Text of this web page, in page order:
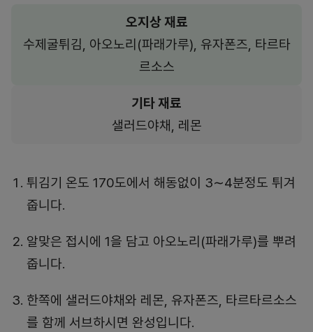
오지상 재료
수제굴튀김, 아오노리(파래가루), 유자폰즈, 타르타
르소스
기타 재료
샐러드야채, 레몬
튀김기 온도 170도에서 해동없이 3∼4분정도 튀겨
줍니다.
알맞은 접시에 1을 담고 아오노리(파래가루)를 뿌려
줍니다.
한쪽에 샐러드야채와 레몬, 유자폰즈, 타르타르소스
를 함께 서브하시면 완성입니다.